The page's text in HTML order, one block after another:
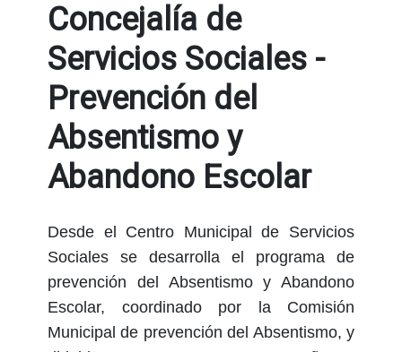
Concejalía de
Servicios Sociales -
Prevención del
Absentismo y
Abandono Escolar
Desde el Centro Municipal de Servicios
Sociales se desarrolla el programa de
prevención del Absentismo y Abandono
Escolar, coordinado por la Comisión
Municipal de prevención del Absentismo, y